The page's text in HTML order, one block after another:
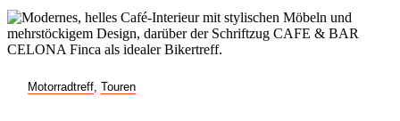
Motorradtreff Touren